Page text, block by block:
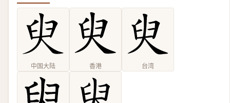
中国大陆 香港 台湾